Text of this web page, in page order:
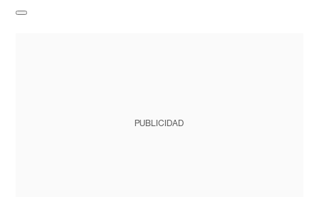
PUBLICIDAD